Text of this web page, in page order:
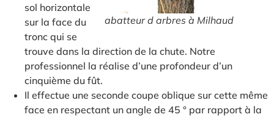
abatteur d arbres à Milhaud
sol horizontale
sur la face du
tronc qui se
trouve dans la direction de la chute. Notre
professionnel la réalise d’une profondeur d’un
cinquième du fût.
Il effectue une seconde coupe oblique sur cette même
face en respectant un angle de 45 ° par rapport à la